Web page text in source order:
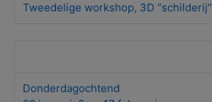
Tweedelige workshop, 3D “schilderij”
Donderdagochtend